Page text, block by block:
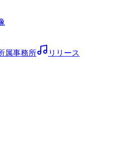
属事務所 リリース